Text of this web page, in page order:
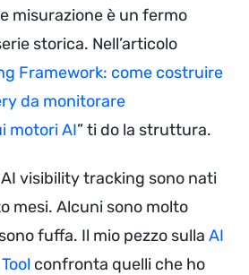
misurazione è un fermo
storica. Nell’articolo
Framework: come costruire
da monitorare
motori AI” ti do la struttura.
visibility tracking sono nati
mesi. Alcuni sono molto
fuffa. Il mio pezzo sulla AI
confronta quelli che ho